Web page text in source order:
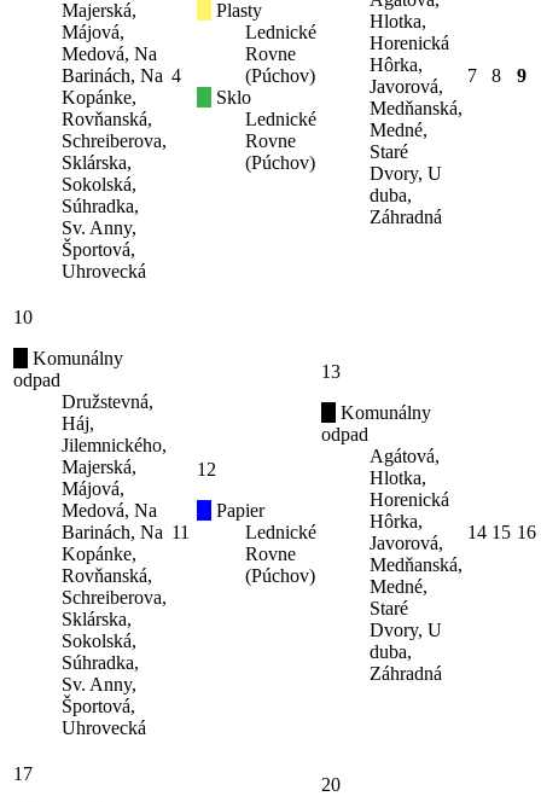
Majerská,
Májová,
Medová, Na
Barinách, Na
Kopánke,
Rovňanská,
Schreiberova,
Sklárska,
Sokolská,
Súhradka,
Sv. Anny,
Športová,
Uhrovecká
4
Plasty
Lednické
Rovne
(Púchov)
Sklo
Lednické
Rovne
(Púchov)
Hlotka,
Horenická
Hôrka,
Javorová,
Medňanská,
Medné,
Staré
Dvory, U
duba,
Záhradná
7 8 9
10
Komunálny
odpad
Družstevná,
Háj,
Jilemnického,
Majerská,
Májová,
Medová, Na
Barinách, Na
Kopánke,
Rovňanská,
Schreiberova,
Sklárska,
Sokolská,
Súhradka,
Sv. Anny,
Športová,
Uhrovecká
11
12
Papier
Lednické
Rovne
(Púchov)
13
Komunálny
odpad
Agátová,
Hlotka,
Horenická
Hôrka,
Javorová,
Medňanská,
Medné,
Staré
Dvory, U
duba,
Záhradná
14 15 16
17
20